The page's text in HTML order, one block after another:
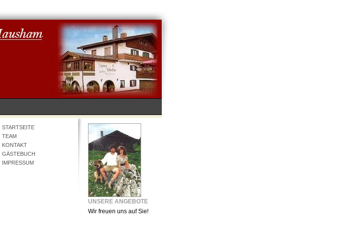
STARTSEITE
TEAM
KONTAKT
GÄSTEBUCH
IMPRESSUM
UNSERE ANGEBOTE
Wir freuen uns auf Sie!